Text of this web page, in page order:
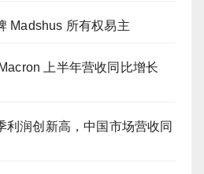
Madshus 所有权易主
上半年营收同比增长
利润创新高，中国市场营收同